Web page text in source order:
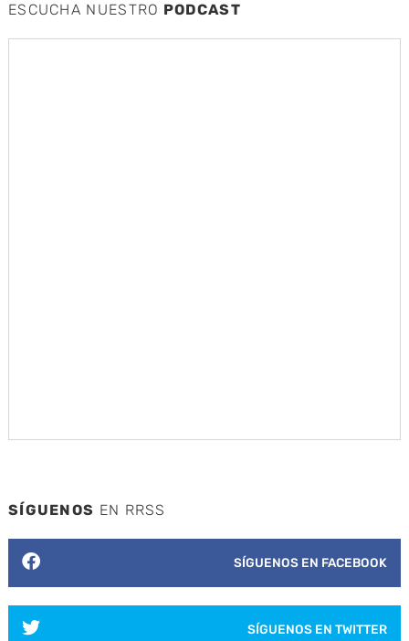
ESCUCHA NUESTRO PODCAST
SÍGUENOS EN RRSS
SÍGUENOS EN FACEBOOK
SÍGUENOS EN TWITTER